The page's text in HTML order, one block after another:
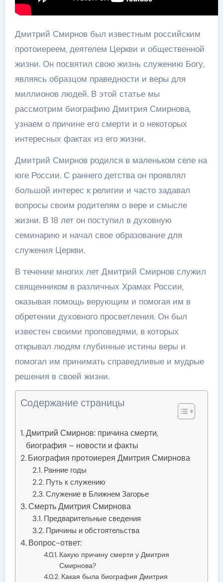
Дмитрий Смирнов был известным российским
протоиереем, деятелем Церкви и общественной
жизни. Он посвятил свою жизнь служению Богу,
являясь образцом праведности и веры для
миллионов людей. В этой статье мы
рассмотрим биографию Дмитрия Смирнова,
узнаем о причине его смерти и о некоторых
интересных фактах из его жизни.
Дмитрий Смирнов родился в маленьком селе на
юге России. С раннего детства он проявлял
большой интерес к религии и часто задавал
вопросы своим родителям о вере и смысле
жизни. В 18 лет он поступил в духовную
семинарию и начал свое образование для
служения Церкви.
В течение многих лет Дмитрий Смирнов служил
священником в различных Храмах России,
оказывая помощь верующим и помогая им в
обретении духовного просветления. Он был
известен своими проповедями, в которых
открывал людям глубинные истины веры и
помогал им принимать справедливые и мудрые
решения в своей жизни.
Содержание страницы
Дмитрий Смирнов: причина смерти,
биография – новости и факты
Биография протоиерея Дмитрия Смирнова
Ранние годы
Путь к служению
Служение в Ближнем Загорье
Смерть Дмитрия Смирнова
Предварительные сведения
Причины и обстоятельства
Вопрос-ответ:
Какую причину смерти у Дмитрия
Смирнова?
Какая была биография Дмитрия